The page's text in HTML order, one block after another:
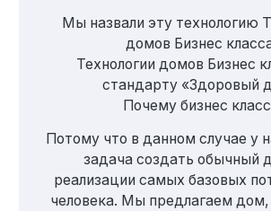
Мы назвали эту технологию
домов Бизнес
Технологии домов Бизнес
стандарту «Здоровый
Почему бизнес
Потому что в данном случае у
задача создать обычный
реализации самых базовых
человека. Мы предлагаем